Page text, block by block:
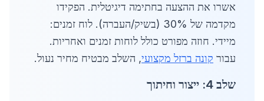
אשרו את ההצעה בחתימה דיגיטלית. הפקידו
מקדמה של 30% (בשיק/העברה). לוח זמנים:
מיידי. חוזה מפורט כולל לוחות זמנים ואחריות.
עבור קונה ברזל מקצועי, השלב מבטיח מחיר נעול.
שלב 4: ייצור וחיתוך